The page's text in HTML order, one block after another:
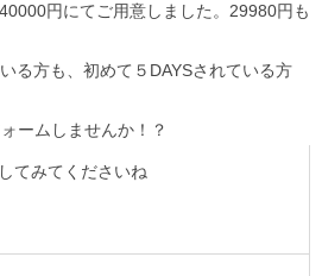
円にてご用意しました。29980円も
る方も、初めて５DAYSされている方
ームしませんか！？
てみてくださいね